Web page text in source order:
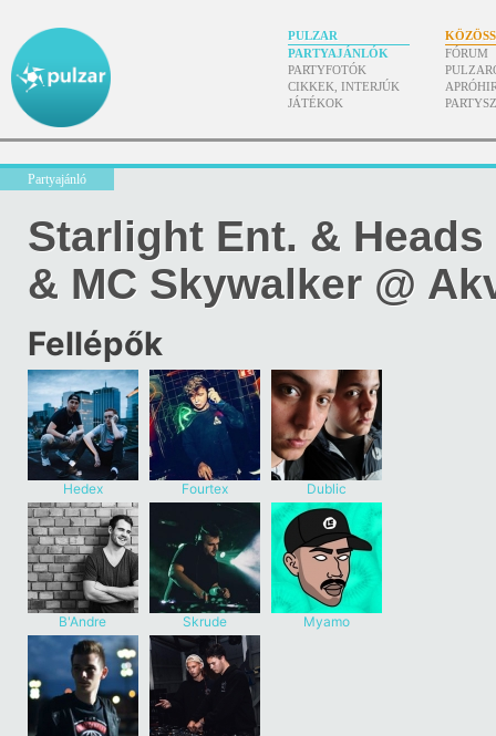
PULZAR
PARTYAJÁNLÓK
PARTYFOTÓK
CIKKEK, INTERJÚK
JÁTÉKOK
FÓRUM
Partyajánló
Starlight Ent. &
& MC Skywalker @
Fellépők
Hedex Fourtex Dublic
B'Andre Skrude Myamo